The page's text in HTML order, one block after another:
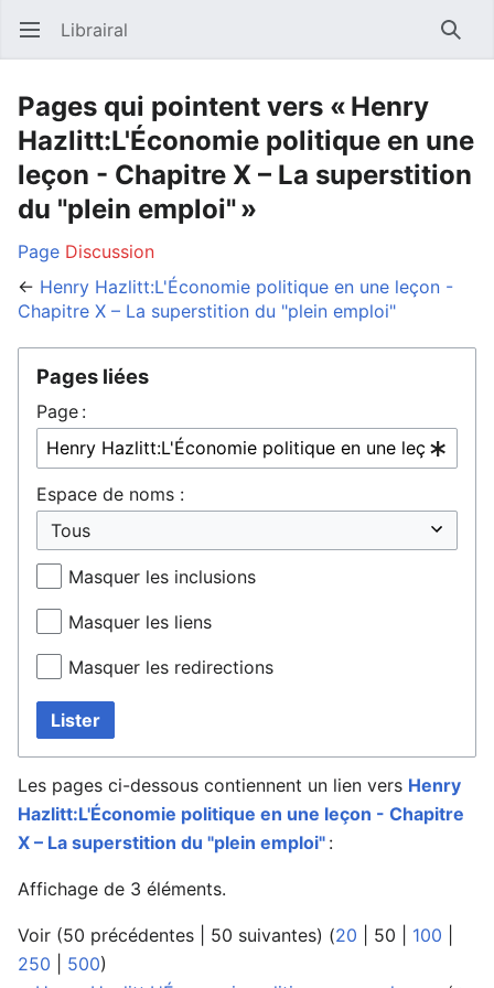
Ouvrir le menu principal Librairal
Pages qui pointent vers « Henry
Hazlitt:L'Économie politique en une
leçon - Chapitre X – La superstition
du "plein emploi" »
Page Discussion
← Henry Hazlitt:L'Économie politique en une leçon -
Chapitre X – La superstition du "plein emploi"
Pages liées
Page :
Espace de noms :
Masquer les inclusions
Masquer les liens
Masquer les redirections
Lister
Les pages ci-dessous contiennent un lien vers Henry
Hazlitt:L'Économie politique en une leçon - Chapitre
X – La superstition du "plein emploi" :
Affichage de 3 éléments.
Voir (50 précédentes 50 suivantes) (20 50 100
250
500)